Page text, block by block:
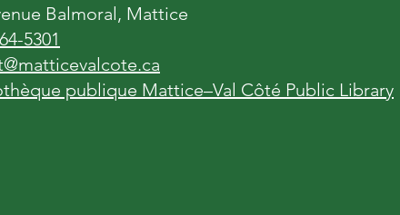
Balmoral, Mattice
5301
publique Mattice–Val Côté Public Library